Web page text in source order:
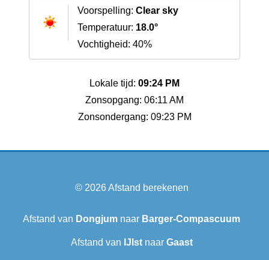
Voorspelling: Clear sky
Temperatuur: 18.0°
Vochtigheid: 40%
Lokale tijd: 09:24 PM
Zonsopgang: 06:11 AM
Zonsondergang: 09:23 PM
© 2026Afstand berekenen
Afstand van Dongjum naar Barger-Compascuum
Afstand van IJlstnaar Gaast